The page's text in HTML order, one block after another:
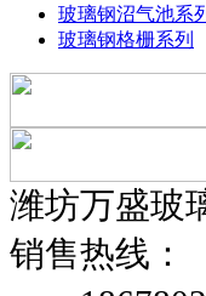
玻璃钢沼气池系
玻璃钢格栅系列
潍坊万盛玻
销售热线：